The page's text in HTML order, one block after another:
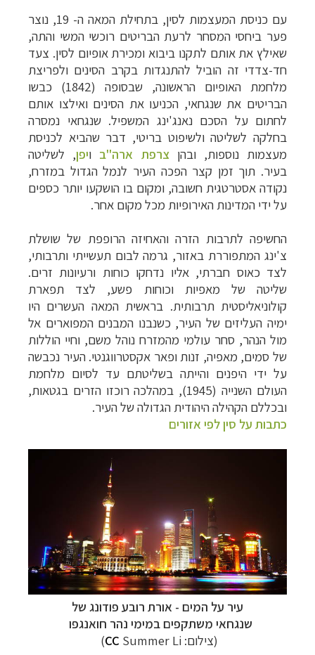
עם כניסת המעצמות לסין, בתחילת המאה ה- 19, נוצר
פער ביחסי המסחר לרעת הבריטים רוכשי המשי והתה,
שאילץ את אותם לתקנו ביבוא ומכירת אופיום לסין. צעד
חד-צדדי זה הוביל להתנגדות בקרב הסינים ולפריצת
מלחמת האופיום הראשונה, שבסופה (1842) כבשו
הבריטים את שנגחאי, הכניעו את הסינים ואילצו אותם
לחתום על הסכם נאנג'ינג המשפיל. שנגחאי נמסרה
בחלקה לשליטה ולשיפוט בריטי, דבר שהביא לכניסת
מעצמות נוספות, ובהןצרפת ארה"ב ויפן, לשליטה
בעיר. תוך זמן קצר הפכה העיר לנמל הגדול במזרח,
נקודה אסטרטגית חשובה, ומקום בו הושקעו יותר כספים
על ידי המדינות האירופיות מכל מקום אחר.
החשיפה לתרבות הזרה והאחיזה הרופפת של שושלת
צ'ינג המתפוררת באזור, גרמה לבום תעשייתי ותרבותי,
לצד כאוס חברתי, אליו נדחקו כוחות ורעיונות זרים.
שליטה של מאפיות וכוחות פשע, לצד תפארת
קולוניאליסטית תרבותית. בראשית המאה העשרים היו
ימיה העליזים של העיר, כשנבנו המבנים המפוארים אל
מול הנהר, סחר עולמי מהמזרח נוהל משם, וחיי הוללות
של סמים, מאפיה, זנות ופאר אקסטרווגנטי.העיר נכבשה
על ידי היפנים והייתה בשליטתם עד לסיום מלחמת
העולם השנייה (1945), במהלכה רוכזו הזרים בגטאות,
ובכללם הקהילה היהודית הגדולה של העיר.
כתבות על סין לפי אזורים
עיר על המים - אורת רובע פודונג של
שנגחאי משתקפים במימי נהר חואנגפו
(צילום:
CC Summer Li
)